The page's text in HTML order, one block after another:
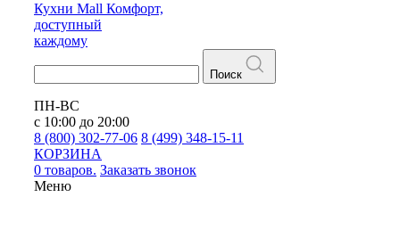
Кухни Mall Комфорт,
доступный
каждому
Поиск
ПН-ВС
с 10:00 до 20:00
8 (800) 302-77-06 8 (499) 348-15-11
КОРЗИНА
0 товаров. Заказать звонок
Меню